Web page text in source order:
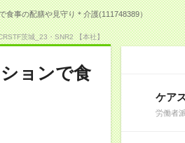
食事の配膳や見守り＊介護(111748389）
茨城_23・SNR2 【本社】
ョンで食
ケア
労働者